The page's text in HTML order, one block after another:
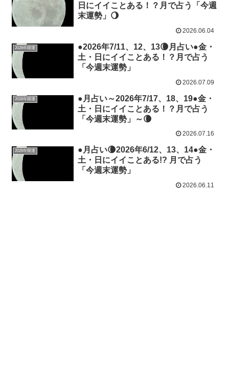
日にイイことある！？月で占う「今週
末運勢」🌖
2026.06.04
2026年開運
●2026年7/11、12、13🌘月占い●金・
土・日にイイことある！？月で占う
「今週末運勢」
2026.07.09
2026年開運
●月占い～2026年7/17、18、19●金・
土・日にイイことある！？月で占う
「今週末運勢」～🌘
2026.07.16
2026年開運
●月占い🌘2026年6/12、13、14●金・
土・日にイイことある!? 月で占う
「今週末運勢」
2026.06.11